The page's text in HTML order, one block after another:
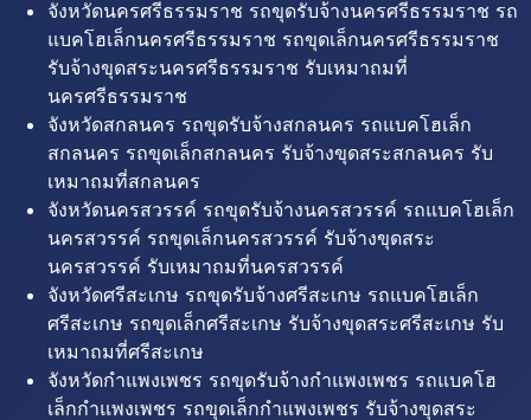
จังหวัดนครศรีธรรมราช รถขุดรับจ้างนครศรีธรรมราช รถ
แบคโฮเล็กนครศรีธรรมราช รถขุดเล็กนครศรีธรรมราช
รับจ้างขุดสระนครศรีธรรมราช รับเหมาถมที่
นครศรีธรรมราช
จังหวัดสกลนคร รถขุดรับจ้างสกลนคร รถแบคโฮเล็ก
สกลนคร รถขุดเล็กสกลนคร รับจ้างขุดสระสกลนคร รับ
เหมาถมที่สกลนคร
จังหวัดนครสวรรค์ รถขุดรับจ้างนครสวรรค์ รถแบคโฮเล็ก
นครสวรรค์ รถขุดเล็กนครสวรรค์ รับจ้างขุดสระ
นครสวรรค์ รับเหมาถมที่นครสวรรค์
จังหวัดศรีสะเกษ รถขุดรับจ้างศรีสะเกษ รถแบคโฮเล็ก
ศรีสะเกษ รถขุดเล็กศรีสะเกษ รับจ้างขุดสระศรีสะเกษ รับ
เหมาถมที่ศรีสะเกษ
จังหวัดกำแพงเพชร รถขุดรับจ้างกำแพงเพชร รถแบคโฮ
เล็กกำแพงเพชร รถขุดเล็กกำแพงเพชร รับจ้างขุดสระ